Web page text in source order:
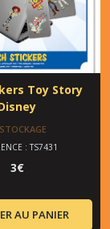
Toy Story
: TS7431
3€
AU PANIER